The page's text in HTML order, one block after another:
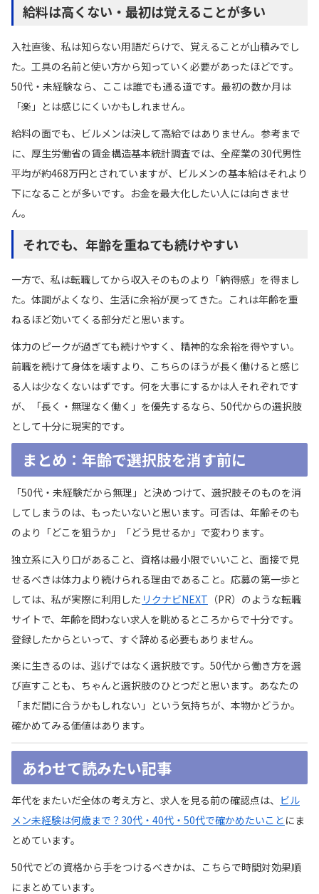
給料は高くない・最初は覚えることが多い
入社直後、私は知らない用語だらけで、覚えることが山積みでし
た。工具の名前と使い方から知っていく必要があったほどです。
50代・未経験なら、ここは誰でも通る道です。最初の数か月は
「楽」とは感じにくいかもしれません。
給料の面でも、ビルメンは決して高給ではありません。参考まで
に、厚生労働省の賃金構造基本統計調査では、全産業の30代男性
平均が約468万円とされていますが、ビルメンの基本給はそれより
下になることが多いです。お金を最大化したい人には向きませ
ん。
それでも、年齢を重ねても続けやすい
一方で、私は転職してから収入そのものより「納得感」を得まし
た。体調がよくなり、生活に余裕が戻ってきた。これは年齢を重
ねるほど効いてくる部分だと思います。
体力のピークが過ぎても続けやすく、精神的な余裕を得やすい。
前職を続けて身体を壊すより、こちらのほうが長く働けると感じ
る人は少なくないはずです。何を大事にするかは人それぞれです
が、「長く・無理なく働く」を優先するなら、50代からの選択肢
として十分に現実的です。
まとめ：年齢で選択肢を消す前に
「50代・未経験だから無理」と決めつけて、選択肢そのものを消
してしまうのは、もったいないと思います。可否は、年齢そのも
のより「どこを狙うか」「どう見せるか」で変わります。
独立系に入り口があること、資格は最小限でいいこと、面接で見
せるべきは体力より続けられる理由であること。応募の第一歩と
しては、私が実際に利用した リクナビNEXT （PR）のような転職
サイトで、年齢を問わない求人を眺めるところからで十分です。
登録したからといって、すぐ辞める必要もありません。
楽に生きるのは、逃げではなく選択肢です。50代から働き方を選
び直すことも、ちゃんと選択肢のひとつだと思います。あなたの
「まだ間に合うかもしれない」という気持ちが、本物かどうか。
確かめてみる価値はあります。
あわせて読みたい記事
年代をまたいだ全体の考え方と、求人を見る前の確認点は、 ビル
メン未経験は何歳まで？30代・40代・50代で確かめたいこと にま
とめています。
50代でどの資格から手をつけるべきかは、こちらで時間対効果順
にまとめています。